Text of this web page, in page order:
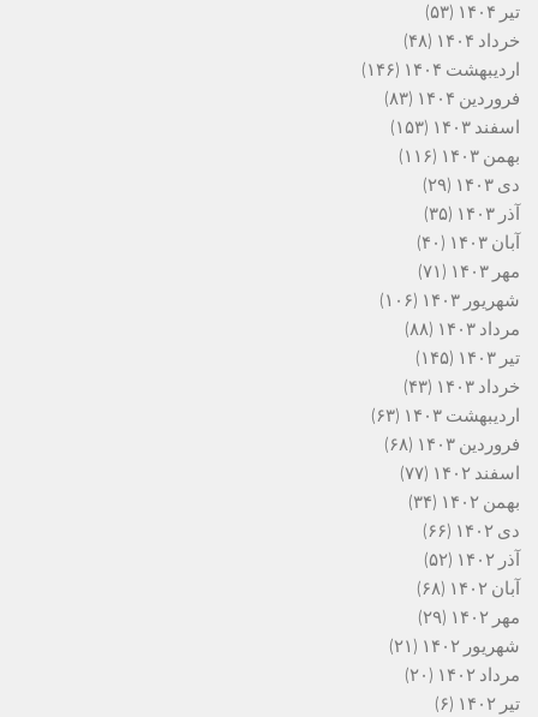
تیر ۱۴۰۴
(۵۳)
خرداد ۱۴۰۴
(۴۸)
اردیبهشت ۱۴۰۴
(۱۴۶)
فروردین ۱۴۰۴
(۸۳)
اسفند ۱۴۰۳
(۱۵۳)
بهمن ۱۴۰۳
(۱۱۶)
دی ۱۴۰۳
(۲۹)
آذر ۱۴۰۳
(۳۵)
آبان ۱۴۰۳
(۴۰)
مهر ۱۴۰۳
(۷۱)
شهریور ۱۴۰۳
(۱۰۶)
مرداد ۱۴۰۳
(۸۸)
تیر ۱۴۰۳
(۱۴۵)
خرداد ۱۴۰۳
(۴۳)
اردیبهشت ۱۴۰۳
(۶۳)
فروردین ۱۴۰۳
(۶۸)
اسفند ۱۴۰۲
(۷۷)
بهمن ۱۴۰۲
(۳۴)
دی ۱۴۰۲
(۶۶)
آذر ۱۴۰۲
(۵۲)
آبان ۱۴۰۲
(۶۸)
مهر ۱۴۰۲
(۲۹)
شهریور ۱۴۰۲
(۲۱)
مرداد ۱۴۰۲
(۲۰)
تیر ۱۴۰۲
(۶)